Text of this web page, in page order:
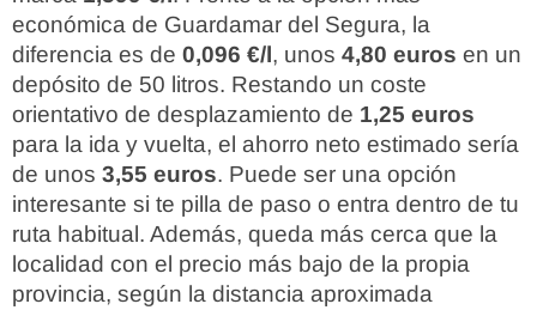
económica de Guardamar del Segura, la
diferencia es de 0,096 €/l, unos 4,80 euros en un
depósito de 50 litros. Restando un coste
orientativo de desplazamiento de 1,25 euros
para la ida y vuelta, el ahorro neto estimado sería
de unos 3,55 euros. Puede ser una opción
interesante si te pilla de paso o entra dentro de tu
ruta habitual. Además, queda más cerca que la
localidad con el precio más bajo de la propia
provincia, según la distancia aproximada